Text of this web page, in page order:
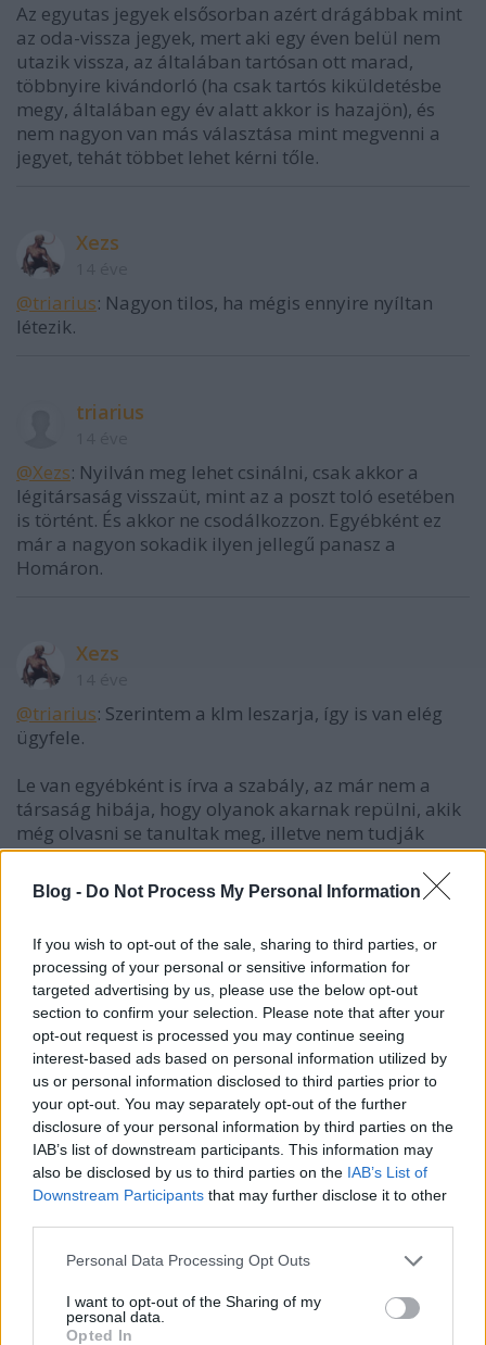
Blog - Do Not Process My Personal Information
If you wish to opt-out of the sale, sharing to third parties, or
processing of your personal or sensitive information for
targeted advertising by us, please use the below opt-out
section to confirm your selection. Please note that after your
opt-out request is processed you may continue seeing
interest-based ads based on personal information utilized by
us or personal information disclosed to third parties prior to
your opt-out. You may separately opt-out of the further
disclosure of your personal information by third parties on the
IAB’s list of downstream participants. This information may
also be disclosed by us to third parties on the IAB’s List of
Downstream Participants that may further disclose it to other
Please note that this website/app uses one or more Google
not limited to your visit or usage behaviour. You may click to
grant or deny consent to Google and its third-party tags to
Personal Data Processing Opt Outs
I want to opt-out of the Sharing of my
personal data.
Opted In
Az egyutas jegyek elsősorban azért drágábbak mint
az oda-vissza jegyek, mert aki egy éven belül nem
utazik vissza, az általában tartósan ott marad,
többnyire kivándorló (ha csak tartós kiküldetésbe
megy, általában egy év alatt akkor is hazajön), és
nem nagyon van más választása mint megvenni a
jegyet, tehát többet lehet kérni tőle.
Xezs
@triarius: Nagyon tilos, ha mégis ennyire nyíltan
létezik.
triarius
@Xezs: Nyilván meg lehet csinálni, csak akkor a
légitársaság visszaüt, mint az a poszt toló esetében
is történt. És akkor ne csodálkozzon. Egyébként ez
már a nagyon sokadik ilyen jellegű panasz a
Homáron.
Xezs
@triarius: Szerintem a klm leszarja, így is van elég
ügyfele.
Le van egyébként is írva a szabály, az már nem a
társaság hibája, hogy olyanok akarnak repülni, akik
még olvasni se tanultak meg, illetve nem tudják
hogy mire való a telefon.
triarius
14 éve
@Xezs: Ez olyan, mint a villamoson potyázni. Nagyon
tilos, mindenki csinálja, de azért akit elkapnak, azt
megbüntetik.
KopaszMercis
14 éve
@ZF2:
nezd nagyon egyszeru: o felajanlott neked egy
komplett szolgaltatast, egy bizonyos arert.. ennyi
erovel en hadd ugorjak ki ejtoernyovel utkozben, az